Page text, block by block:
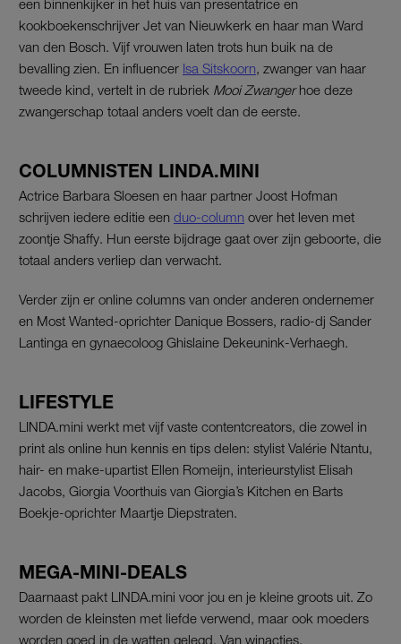
een binnenkijker in het huis van presentatrice en
kookboekenschrijver Jet van Nieuwkerk en haar man Ward
van den Bosch. Vijf vrouwen laten trots hun buik na de
bevalling zien. En influencer Isa Sitskoorn, zwanger van haar
tweede kind, vertelt in de rubriek Mooi Zwangerhoe deze
zwangerschap totaal anders voelt dan de eerste.
COLUMNISTEN LINDA.MINI
Actrice Barbara Sloesen en haar partner Joost Hofman
schrijven iedere editie een duo-column over het leven met
zoontje Shaffy. Hun eerste bijdrage gaat over zijn geboorte, die
totaal anders verliep dan verwacht.
Verder zijn er online columns van onder anderen ondernemer
en Most Wanted-oprichter Danique Bossers, radio-dj Sander
Lantinga en gynaecoloog Ghislaine Dekeunink-Verhaegh.
LIFESTYLE
LINDA.mini werkt met vijf vaste contentcreators, die zowel in
print als online hun kennis en tips delen: stylist Valérie Ntantu,
hair- en make-upartist Ellen Romeijn, interieurstylist Elisah
Jacobs, Giorgia Voorthuis van Giorgia’s Kitchen en Barts
Boekje-oprichter Maartje Diepstraten.
MEGA-MINI-DEALS
Daarnaast pakt LINDA.mini voor jou en je kleine groots uit. Zo
worden de kleinsten met liefde verwend, maar ook moeders
worden goed in de watten gelegd. Van winacties,